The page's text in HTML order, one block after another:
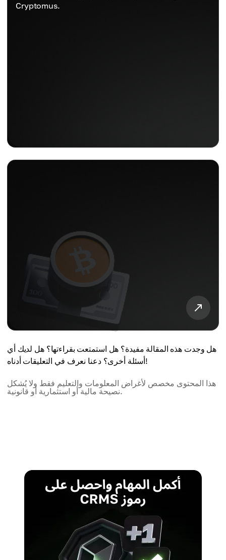
Cryptomus.
هل وجدت هذه المقالة مفيدة؟ هل استمتعت بقراءتها؟ هل لديك أي
أسئلة أخرى؟ دعنا نعرف في التعليقات أدناه!
هذا المحتوى مخصص لأغراض المعلومات والتعليم فقط ولا يُشكل
نصيحة مالية أو استثمارية أو قانونية.